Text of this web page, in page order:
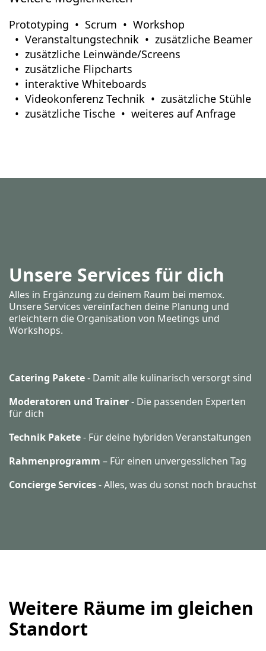
Prototyping Scrum
Workshop
Veranstaltungstechnik
zusätzliche Beamer
zusätzliche Leinwände/Screens
zusätzliche Flipcharts
interaktive Whiteboards
Videokonferenz Technik
zusätzliche Stühle
zusätzliche Tische
weiteres auf Anfrage
Unsere Services für dich
Alles in Ergänzung zu deinem Raum bei memox.
Unsere Services vereinfachen deine Planung und
erleichtern die Organisation von Meetings und
Workshops.
Catering Pakete- Damit alle kulinarisch versorgt sind
Moderatoren und Trainer- Die passenden Experten
für dich
Technik Pakete- Für deine hybriden Veranstaltungen
Rahmenprogramm – Für einen unvergesslichen Tag
Concierge Services- Alles, was du sonst noch brauchst
Weitere Räume im gleichen
Standort